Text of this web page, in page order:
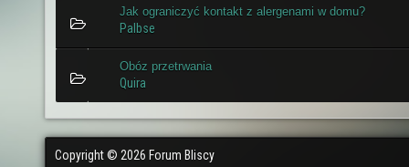
Jak ograniczyć kontakt z alergenami w domu?
Palbse
Obóz przetrwania
Quira
Copyright © 2026 Forum Bliscy